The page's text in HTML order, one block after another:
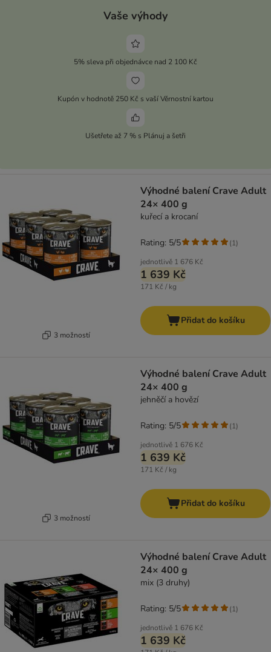
Vaše výhody
5% sleva při objednávce nad 2 100 Kč
Kupón v hodnotě 250 Kč s vaší Věrnostní kartou
Ušetřete až 7 % s Plánuj a šetři
3 možností
Výhodné balení Crave Adult
24× 400 g
kuřecí a krocaní
jednotlivě 1 676 Kč
1 639 Kč
171 Kč / kg
Rating: 5/5 (1)
Přidat do košíku
3 možností
Výhodné balení Crave Adult
24× 400 g
jehněčí a hovězí
jednotlivě 1 676 Kč
1 639 Kč
171 Kč / kg
Rating: 5/5 (1)
Přidat do košíku
Výhodné balení Crave Adult
24× 400 g
mix (3 druhy)
jednotlivě 1 676 Kč
1 639 Kč
Rating: 5/5 (1)